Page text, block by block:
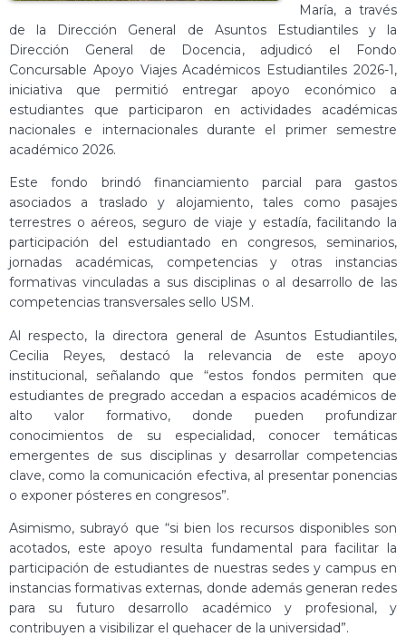
María, a través
de la Dirección General de Asuntos Estudiantiles y la
Dirección General de Docencia, adjudicó el Fondo
Concursable Apoyo Viajes Académicos Estudiantiles 2026-1,
iniciativa que permitió entregar apoyo económico a
estudiantes que participaron en actividades académicas
nacionales e internacionales durante el primer semestre
académico 2026.
Este fondo brindó financiamiento parcial para gastos
asociados a traslado y alojamiento, tales como pasajes
terrestres o aéreos, seguro de viaje y estadía, facilitando la
participación del estudiantado en congresos, seminarios,
jornadas académicas, competencias y otras instancias
formativas vinculadas a sus disciplinas o al desarrollo de las
competencias transversales sello USM.
Al respecto, la directora general de Asuntos Estudiantiles,
Cecilia Reyes, destacó la relevancia de este apoyo
institucional, señalando que “estos fondos permiten que
estudiantes de pregrado accedan a espacios académicos de
alto valor formativo, donde pueden profundizar
conocimientos de su especialidad, conocer temáticas
emergentes de sus disciplinas y desarrollar competencias
clave, como la comunicación efectiva, al presentar ponencias
o exponer pósteres en congresos”.
Asimismo, subrayó que “si bien los recursos disponibles son
acotados, este apoyo resulta fundamental para facilitar la
participación de estudiantes de nuestras sedes y campus en
instancias formativas externas, donde además generan redes
para su futuro desarrollo académico y profesional, y
contribuyen a visibilizar el quehacer de la universidad”.